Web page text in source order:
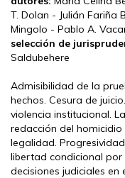
T. Dolan - Julián Fariña
Mingolo - Pablo A.
selección de
Saldubehere
Admisibilidad de la
hechos. Cesura de
violencia institucional.
redacción del
legalidad.
libertad condicional por
decisiones judiciales